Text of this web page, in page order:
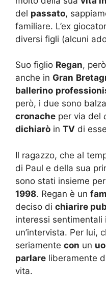
del passato,
familiare. L’ex
diversi figli (alcuni
Suo figlio Regan,
anche in Gran
ballerino
però, i due sono
cronache per via del
dichiarò in TV di
Il ragazzo, che al
di Paul e della sua
sono stati insieme
1998. Regan è un
deciso di chiarire
interessi sentimentali
un’intervista. Per lui,
seriamente con un
parlare liberamente
vita.